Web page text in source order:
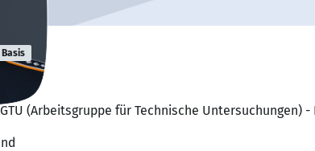
Basis
(Arbeitsgruppe für Technische Untersuchungen)